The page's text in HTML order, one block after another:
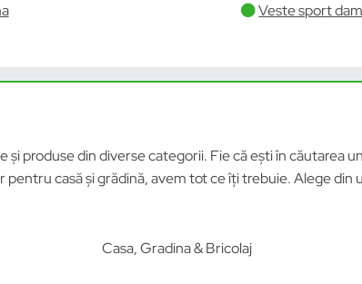
Veste sport
produse din diverse categorii. Fie că ești în căutarea
pentru casă și grădină, avem tot ce îți trebuie. Alege
Casa, Gradina & Bricolaj